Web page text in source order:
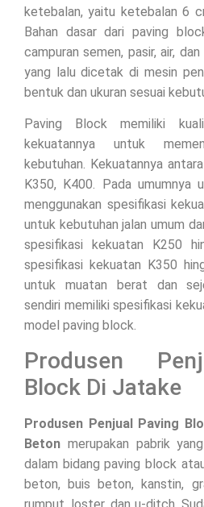
ketebalan, yaitu ketebalan 6
Bahan dasar dari paving
campuran semen, pasir, air,
yang lalu dicetak di mesin
bentuk dan ukuran sesuai
Paving Block memiliki
kekuatannya untuk
kebutuhan. Kekuatannya
K350, K400. Pada umumnya
menggunakan spesifikasi
untuk kebutuhan jalan umum
spesifikasi kekuatan K250
spesifikasi kekuatan K350
untuk muatan berat dan
sendiri memiliki spesifikasi
model paving block.
Produsen
Block Di Jatake
Produsen Penjual Paving
Beton merupakan pabrik
dalam bidang paving block
beton, buis beton, kanstin,
rumput, loster, dan u-ditch.